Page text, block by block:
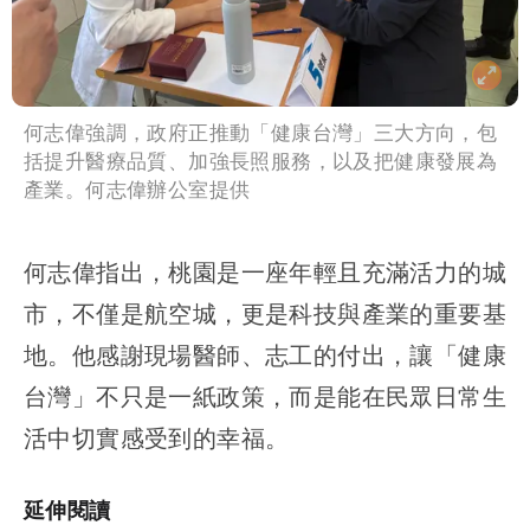
何志偉強調，政府正推動「健康台灣」三大方向，包
括提升醫療品質、加強長照服務，以及把健康發展為
產業。何志偉辦公室提供
何志偉指出，桃園是一座年輕且充滿活力的城
市，不僅是航空城，更是科技與產業的重要基
地。他感謝現場醫師、志工的付出，讓「健康
台灣」不只是一紙政策，而是能在民眾日常生
活中切實感受到的幸福。
延伸閱讀